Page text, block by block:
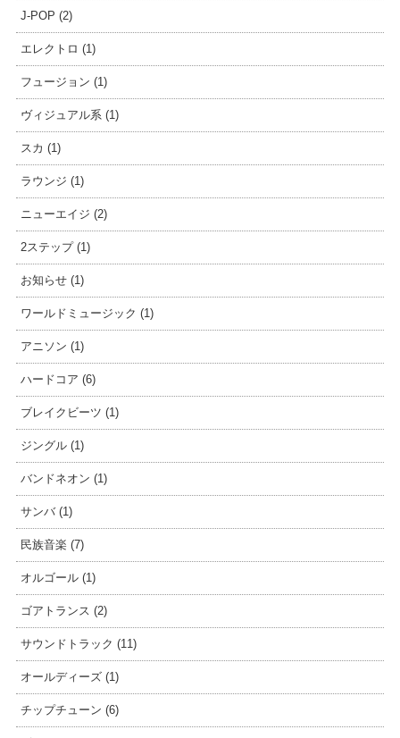
J-POP (2)
エレクトロ (1)
フュージョン (1)
ヴィジュアル系 (1)
スカ (1)
ラウンジ (1)
ニューエイジ (2)
2ステップ (1)
お知らせ (1)
ワールドミュージック (1)
アニソン (1)
ハードコア (6)
ブレイクビーツ (1)
ジングル (1)
バンドネオン (1)
サンバ (1)
民族音楽 (7)
オルゴール (1)
ゴアトランス (2)
サウンドトラック (11)
オールディーズ (1)
チップチューン (6)